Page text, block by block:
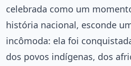
celebrada como um
história nacional, esconde
incômoda: ela foi
dos povos indígenas, dos